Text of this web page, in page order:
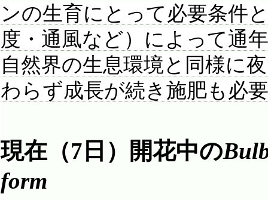
ンの生育にとって必要条件
度・通風など）によって通
自然界の生息環境と同様に
わらず成長が続き施肥も必
現在（7日）開花中の
form